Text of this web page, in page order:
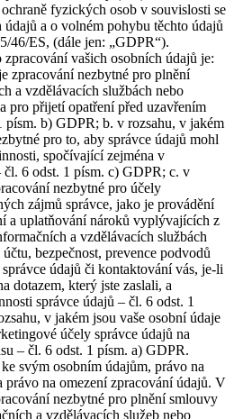
fyzických osob v souvislosti se
a o volném pohybu těchto údajů
46/ES, (dále jen: „GDPR“).
vašich osobních údajů je:
zpracování nezbytné pro plnění
a vzdělávacích službách nebo
pro přijetí opatření před uzavřením
písm. b) GDPR; b. v rozsahu, v jakém
pro to, aby správce údajů mohl
spočívající zejména v
čl. 6 odst. 1 písm. c) GDPR; c. v
nezbytné pro účely
zájmů správce, jako je provádění
a uplatňování nároků vyplývajících z
a vzdělávacích službách
bezpečnost, prevence podvodů
údajů či kontaktování vás, je-li
dotazem, který jste zaslali, a
správce údajů – čl. 6 odst. 1
v jakém jsou vaše osobní údaje
účely správce údajů na
– čl. 6 odst. 1 písm. a) GDPR.
svým osobním údajům, právo na
právo na omezení zpracování údajů. V
nezbytné pro plnění smlouvy
a vzdělávacích služeb nebo